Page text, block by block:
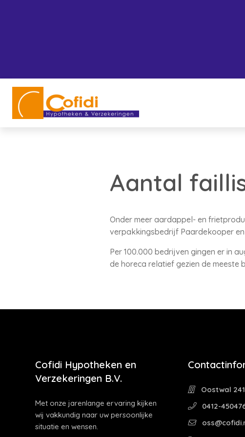
Aantal
Onder meer aardappel- en
verpakkingsbedrijf Paardekooper
Per 100.000 bedrijven gingen er in
de horeca relatief gezien de meeste
Cofidi Hypotheken en
Verzekeringen B.V.
Met onze jarenlange ervaring kijken
wij vakkundig naar uw persoonlijke
situatie en wensen.
Oostwal
0412-